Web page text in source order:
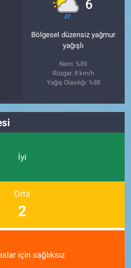
6
Bölgesel düzensiz yağmur
yağışlı
Nem: %89
Rüzgar: 8 km/h
Yağış Olasılığı: %88
İyi
Orta
2
için sağlıksız